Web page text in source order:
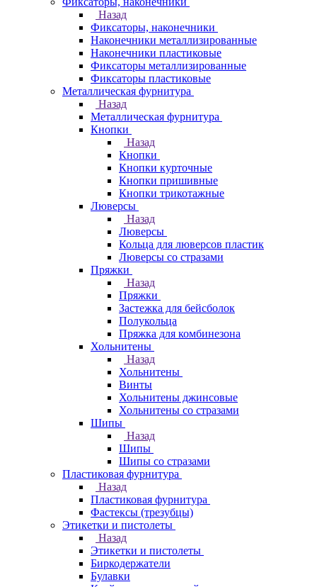
Назад
Фиксаторы, наконечники
Наконечники металлизированные
Наконечники пластиковые
Фиксаторы металлизированные
Фиксаторы пластиковые
Металлическая фурнитура
Назад
Металлическая фурнитура
Кнопки
Назад
Кнопки
Кнопки курточные
Кнопки пришивные
Кнопки трикотажные
Люверсы
Назад
Люверсы
Кольца для люверсов пластик
Люверсы со стразами
Пряжки
Назад
Пряжки
Застежка для бейсболок
Полукольца
Пряжка для комбинезона
Хольнитены
Назад
Хольнитены
Винты
Хольнитены джинсовые
Хольнитены со стразами
Шипы
Назад
Шипы
Шипы со стразами
Пластиковая фурнитура
Назад
Пластиковая фурнитура
Фастексы (трезубцы)
Этикетки и пистолеты
Назад
Этикетки и пистолеты
Биркодержатели
Булавки